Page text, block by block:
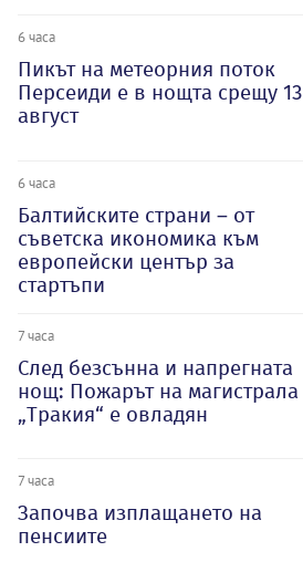
6 часа
Пикът на метеорния поток
Персеиди е в нощта срещу 13
август
6 часа
Балтийските страни – от
съветска икономика към
европейски център за
стартъпи
7 часа
След безсънна и напрегната
нощ: Пожарът на магистрала
„Тракия“ е овладян
7 часа
Започва изплащането на
пенсиите